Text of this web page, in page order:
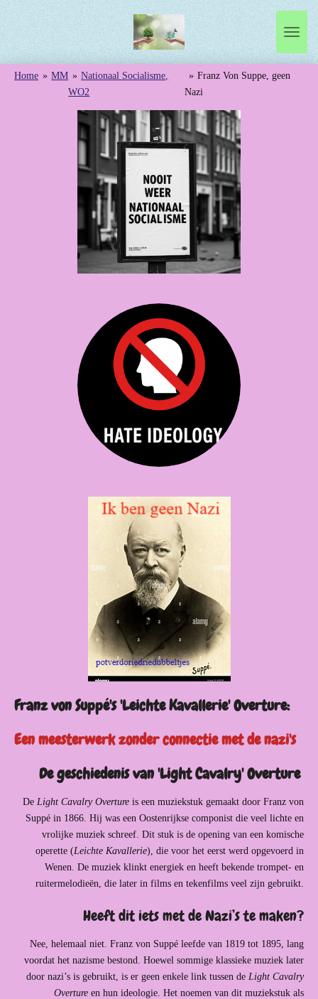
de
hoofdinhoud
Home » MM » Nationaal Socialisme,
WO2
» Franz Von Suppe, geen
Nazi
Franz von Suppé's 'Leichte Kavallerie' Overture:
Een meesterwerk zonder connectie met de nazi's
De geschiedenis van 'Light Cavalry' Overture
De Light Cavalry Overture is een muziekstuk gemaakt door Franz von
Suppé in 1866. Hij was een Oostenrijkse componist die veel lichte en
vrolijke muziek schreef. Dit stuk is de opening van een komische
operette (Leichte Kavallerie), die voor het eerst werd opgevoerd in
Wenen. De muziek klinkt energiek en heeft bekende trompet- en
ruitermelodieën, die later in films en tekenfilms veel zijn gebruikt.
Heeft dit iets met de Nazi’s te maken?
Nee, helemaal niet. Franz von Suppé leefde van 1819 tot 1895, lang
voordat het nazisme bestond. Hoewel sommige klassieke muziek later
door nazi’s is gebruikt, is er geen enkele link tussen de Light Cavalry
Overture en hun ideologie. Het noemen van dit muziekstuk als